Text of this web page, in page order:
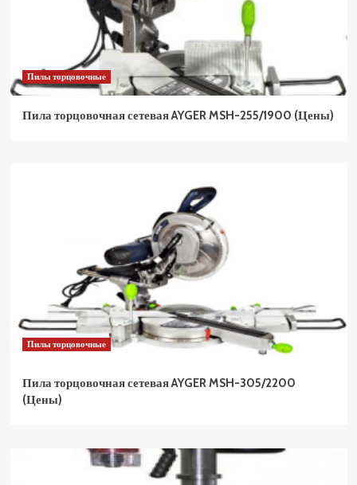
Пилы торцовочные
Пила торцовочная сетевая AYGER MSH-255/1900 (Цены)
Пилы торцовочные
Пила торцовочная сетевая AYGER MSH-305/2200
(Цены)